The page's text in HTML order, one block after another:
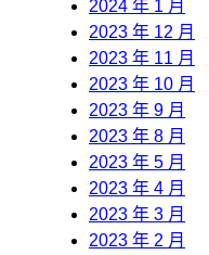
2024 年 1 月
2023 年 12 月
2023 年 11 月
2023 年 10 月
2023 年 9 月
2023 年 8 月
2023 年 5 月
2023 年 4 月
2023 年 3 月
2023 年 2 月